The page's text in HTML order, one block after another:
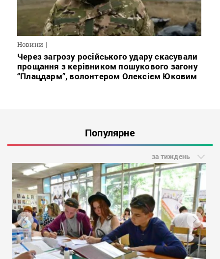
Новини
Через загрозу російського удару скасували
прощання з керівником пошукового загону
“Плацдарм”, волонтером Олексієм Юковим
Популярне
за тиждень